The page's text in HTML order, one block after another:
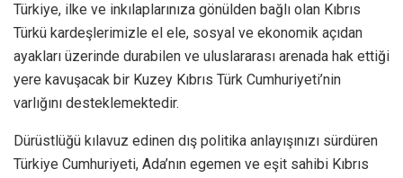
Türkiye, ilke ve inkılaplarınıza gönülden bağlı olan Kıbrıs
Türkü kardeşlerimizle el ele, sosyal ve ekonomik açıdan
ayakları üzerinde durabilen ve uluslararası arenada hak ettiği
yere kavuşacak bir Kuzey Kıbrıs Türk Cumhuriyeti’nin
varlığını desteklemektedir.
Dürüstlüğü kılavuz edinen dış politika anlayışınızı sürdüren
Türkiye Cumhuriyeti, Ada’nın egemen ve eşit sahibi Kıbrıs